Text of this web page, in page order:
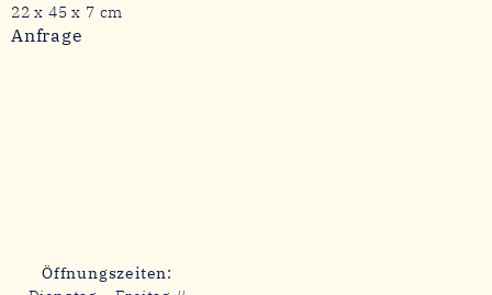
22 x 45 x 7 cm
Anfrage
Öffnungszeiten: